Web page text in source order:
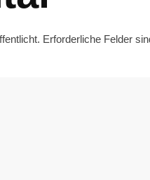
Erforderliche Felder